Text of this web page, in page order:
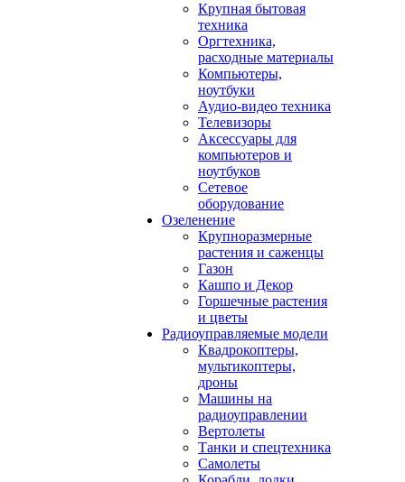
Крупная бытовая
техника
Оргтехника,
расходные материалы
Компьютеры,
ноутбуки
Аудио-видео техника
Телевизоры
Аксессуары для
компьютеров и
ноутбуков
Сетевое
оборудование
Озеленение
Крупноразмерные
растения и саженцы
Газон
Кашпо и Декор
Горшечные растения
и цветы
Радиоуправляемые модели
Квадрокоптеры,
мультикоптеры,
дроны
Машины на
радиоуправлении
Вертолеты
Танки и спецтехника
Самолеты